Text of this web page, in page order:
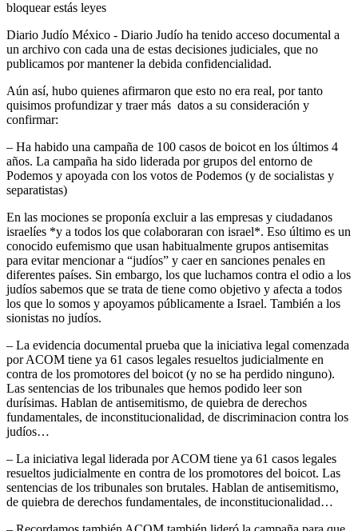
bloquear estás leyes
Diario Judío México - Diario Judío ha tenido acceso documental a
un archivo con cada una de estas decisiones judiciales, que no
publicamos por mantener la debida confidencialidad.
Aún así, hubo quienes afirmaron que esto no era real, por tanto
quisimos profundizar y traer más datos a su consideración y
confirmar:
– Ha habido una campaña de 100 casos de boicot en los últimos 4
años. La campaña ha sido liderada por grupos del entorno de
Podemos y apoyada con los votos de Podemos (y de socialistas y
separatistas)
En las mociones se proponía excluir a las empresas y ciudadanos
israelíes *y a todos los que colaboraran con israel*. Eso último es un
conocido eufemismo que usan habitualmente grupos antisemitas
para evitar mencionar a “judíos” y caer en sanciones penales en
diferentes países. Sin embargo, los que luchamos contra el odio a los
judíos sabemos que se trata de tiene como objetivo y afecta a todos
los que lo somos y apoyamos públicamente a Israel. También a los
sionistas no judíos.
– La evidencia documental prueba que la iniciativa legal comenzada
por ACOM tiene ya 61 casos legales resueltos judicialmente en
contra de los promotores del boicot (y no se ha perdido ninguno).
Las sentencias de los tribunales que hemos podido leer son
durísimas. Hablan de antisemitismo, de quiebra de derechos
fundamentales, de inconstitucionalidad, de discriminacion contra los
judíos…
– La iniciativa legal liderada por ACOM tiene ya 61 casos legales
resueltos judicialmente en contra de los promotores del boicot. Las
sentencias de los tribunales son brutales. Hablan de antisemitismo,
de quiebra de derechos fundamentales, de inconstitucionalidad…